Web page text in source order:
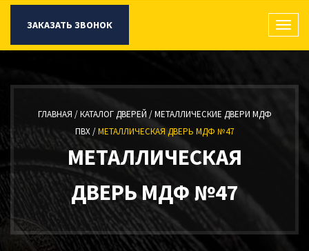
ЗАКАЗАТЬ ЗВОНОК
ГЛАВНАЯ /КАТАЛОГ ДВЕРЕЙ /МЕТАЛЛИЧЕСКИЕ ДВЕРИ МДФ
ПВХ /МЕТАЛЛИЧЕСКАЯ ДВЕРЬ МДФ №47
МЕТАЛЛИЧЕСКАЯ
ДВЕРЬ МДФ №47